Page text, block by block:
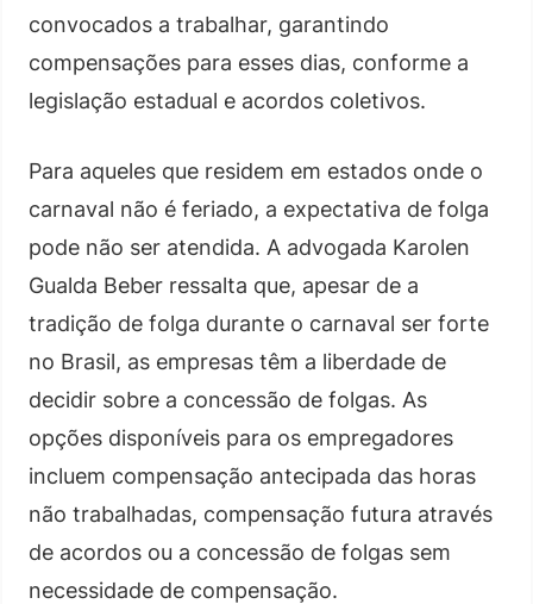
convocados a trabalhar, garantindo
compensações para esses dias, conforme a
legislação estadual e acordos coletivos.
Para aqueles que residem em estados onde o
carnaval não é feriado, a expectativa de folga
pode não ser atendida. A advogada Karolen
Gualda Beber ressalta que, apesar de a
tradição de folga durante o carnaval ser forte
no Brasil, as empresas têm a liberdade de
decidir sobre a concessão de folgas. As
opções disponíveis para os empregadores
incluem compensação antecipada das horas
não trabalhadas, compensação futura através
de acordos ou a concessão de folgas sem
necessidade de compensação.